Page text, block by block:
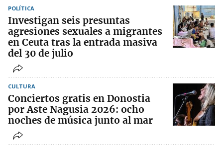
POLÍTICA
Investigan seis presuntas
agresiones sexuales a migrantes
en Ceuta tras la entrada masiva
del 30 de julio
CULTURA
Conciertos gratis en Donostia
por Aste Nagusia 2026: ocho
noches de música junto al mar